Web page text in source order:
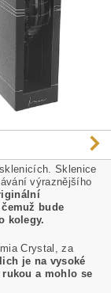
Sklenice
výraznějšího
bude
kolegy.
Crystal, za
je na vysoké
a mohlo se